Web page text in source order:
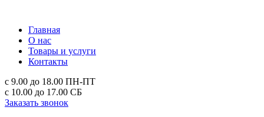
Главная
О нас
Товары и услуги
Контакты
с 9.00 до 18.00 ПН-ПТ
с 10.00 до 17.00 СБ
Заказать звонок